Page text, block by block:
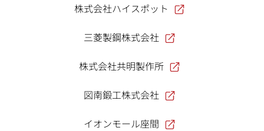
株式会社ハイスポット
三菱製鋼株式会社
株式会社共明製作所
図南鍛工株式会社
イオンモール座間